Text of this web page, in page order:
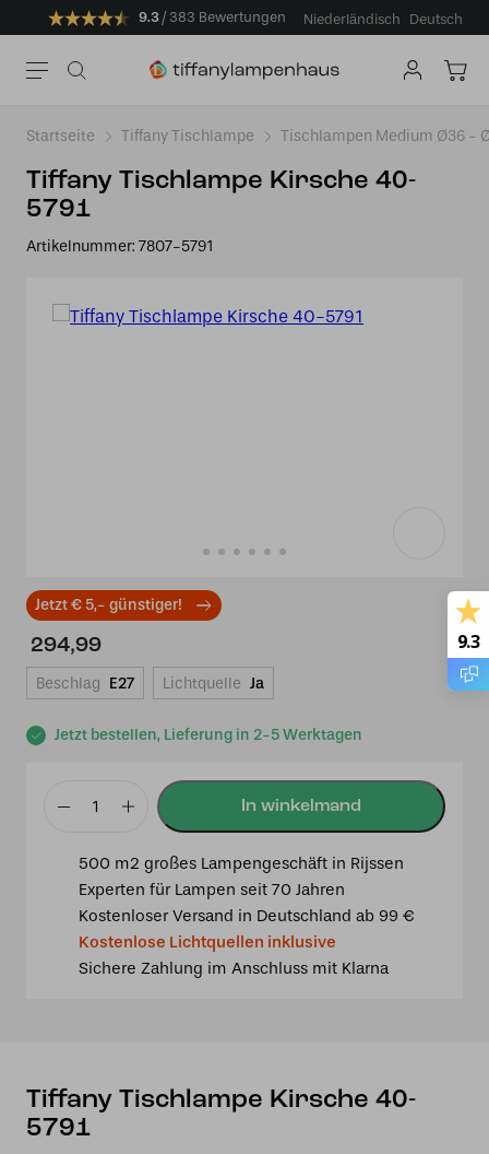
9.3 383 Bewertungen Niederländisch Deutsch
Startseite Tiffany Tischlampe Tischlampen Medium Ø36 -
Tiffany Tischlampe Kirsche 40-
5791
Artikelnummer: 7807-5791
Jetzt € 5,- günstiger!
Jetzt bestellen, Lieferung in 2-5 Werktagen
294,99
Beschlag E27 Lichtquelle Ja
Tiffany
Kirsche
5791
Menge
500 m2 großes Lampengeschäft in Rijssen
Experten für Lampen seit 70 Jahren
Kostenloser Versand in Deutschland ab 99 €
Kostenlose Lichtquellen inklusive
Sichere Zahlung im Anschluss mit Klarna
Tiffany Tischlampe Kirsche 40-
5791
9.3